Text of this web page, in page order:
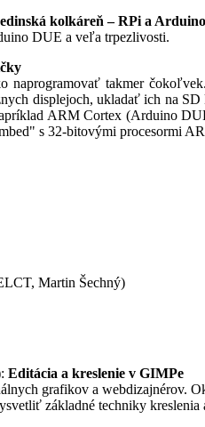
kolkáreň – RPi a Arduino
DUE a veľa trpezlivosti.
takmer
displejoch, ukladať ich na
ARM Cortex (Arduino
s 32-bitovými procesormi
Martin Šechný)
Editácia a kreslenie v GIMPe
grafikov a webdizajnérov.
základné techniky kreslenia